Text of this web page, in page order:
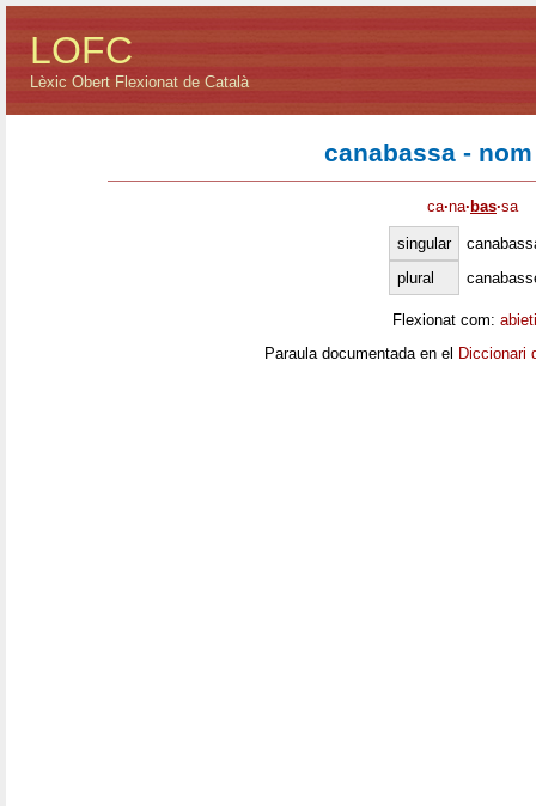
LOFC
Lèxic Obert Flexionat de Català
canabassa -
ca·na· bas·sa
singular
plural
Flexionat com:
Paraula documentada en el Diccionari